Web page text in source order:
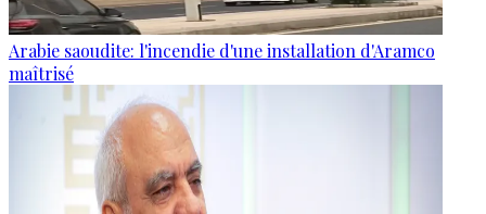
Arabie saoudite: l'incendie d'une installation d'Aramco
maîtrisé